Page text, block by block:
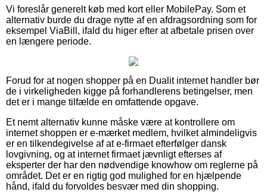
Vi foreslår generelt køb med kort eller MobilePay. Som et
alternativ burde du drage nytte af en afdragsordning som for
eksempel ViaBill, ifald du higer efter at afbetale prisen over
en længere periode.
Forud for at nogen shopper på en Dualit internet handler bør
de i virkeligheden kigge på forhandlerens betingelser, men
det er i mange tilfælde en omfattende opgave.
Et nemt alternativ kunne måske være at kontrollere om
internet shoppen er e-mærket medlem, hvilket almindeligvis
er en tilkendegivelse af at e-firmaet efterfølger dansk
lovgivning, og at internet firmaet jævnligt efterses af
eksperter der har den nødvendige knowhow om reglerne på
området. Det er en rigtig god mulighed for en hjælpende
hånd, ifald du forvoldes besvær med din shopping.